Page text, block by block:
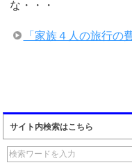
な・・・
「家族４人の旅行の
サイト内検索はこちら